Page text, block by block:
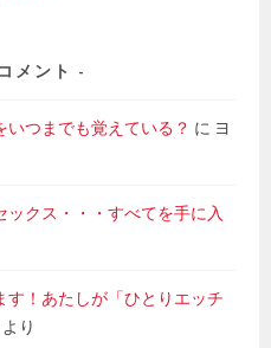
メント
つまでも覚えている？ に ヨ
クス・・・すべてを手に入
！あたしが「ひとりエッチ
より